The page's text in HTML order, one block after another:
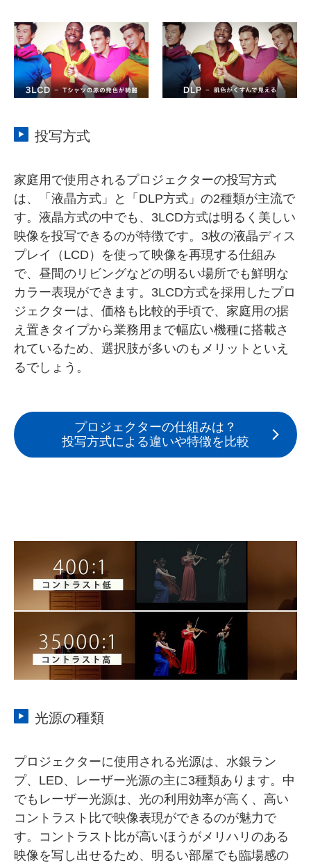
投写方式
家庭用で使用されるプロジェクターの投写方式
は、「液晶方式」と「DLP方式」の2種類が主流で
す。液晶方式の中でも、3LCD方式は明るく美しい
映像を投写できるのが特徴です。3枚の液晶ディス
プレイ（LCD）を使って映像を再現する仕組み
で、昼間のリビングなどの明るい場所でも鮮明な
カラー表現ができます。3LCD方式を採用したプロ
ジェクターは、価格も比較的手頃で、家庭用の据
え置きタイプから業務用まで幅広い機種に搭載さ
れているため、選択肢が多いのもメリットといえ
るでしょう。
プロジェクターの仕組みは？
投写方式による違いや特徴を比較
光源の種類
プロジェクターに使用される光源は、水銀ラン
プ、LED、レーザー光源の主に3種類あります。中
でもレーザー光源は、光の利用効率が高く、高い
コントラスト比で映像表現ができるのが魅力で
す。コントラスト比が高いほうがメリハリのある
映像を写し出せるため、明るい部屋でも臨場感の